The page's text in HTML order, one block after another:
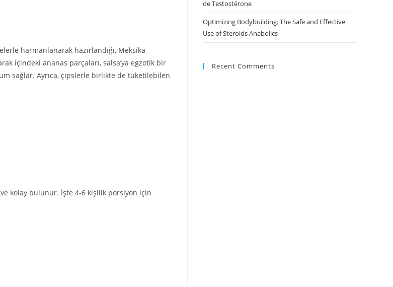
harmanlanarak hazırlandığı, Meksika
içindeki ananas parçaları, salsa’ya egzotik bir
sağlar. Ayrıca, çipslerle birlikte de tüketilebilen
kolay bulunur. İşte 4-6 kişilik porsiyon için
de Testostérone
Optimizing Bodybuilding: The Safe and Effective
Use of Steroids Anabolics
Recent Comments